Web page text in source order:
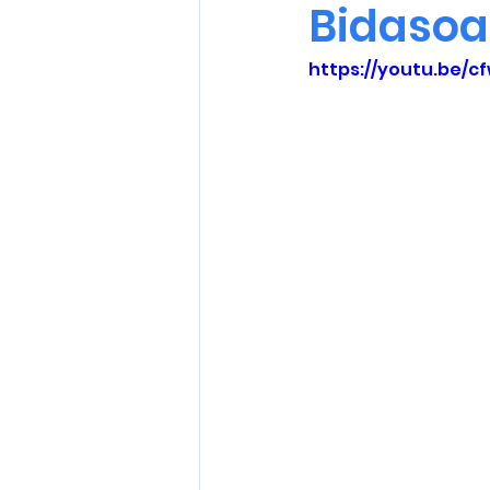
Bidasoa
https://youtu.be/